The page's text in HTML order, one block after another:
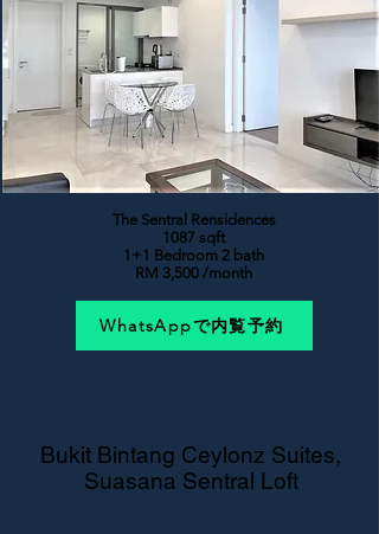
The Sentral Rensidences
1087 sqft
1+1 Bedroom 2 bath
RM 3,500 /month
WhatsAppで内覧予約
Bukit Bintang Ceylonz Suites,
Suasana Sentral Loft